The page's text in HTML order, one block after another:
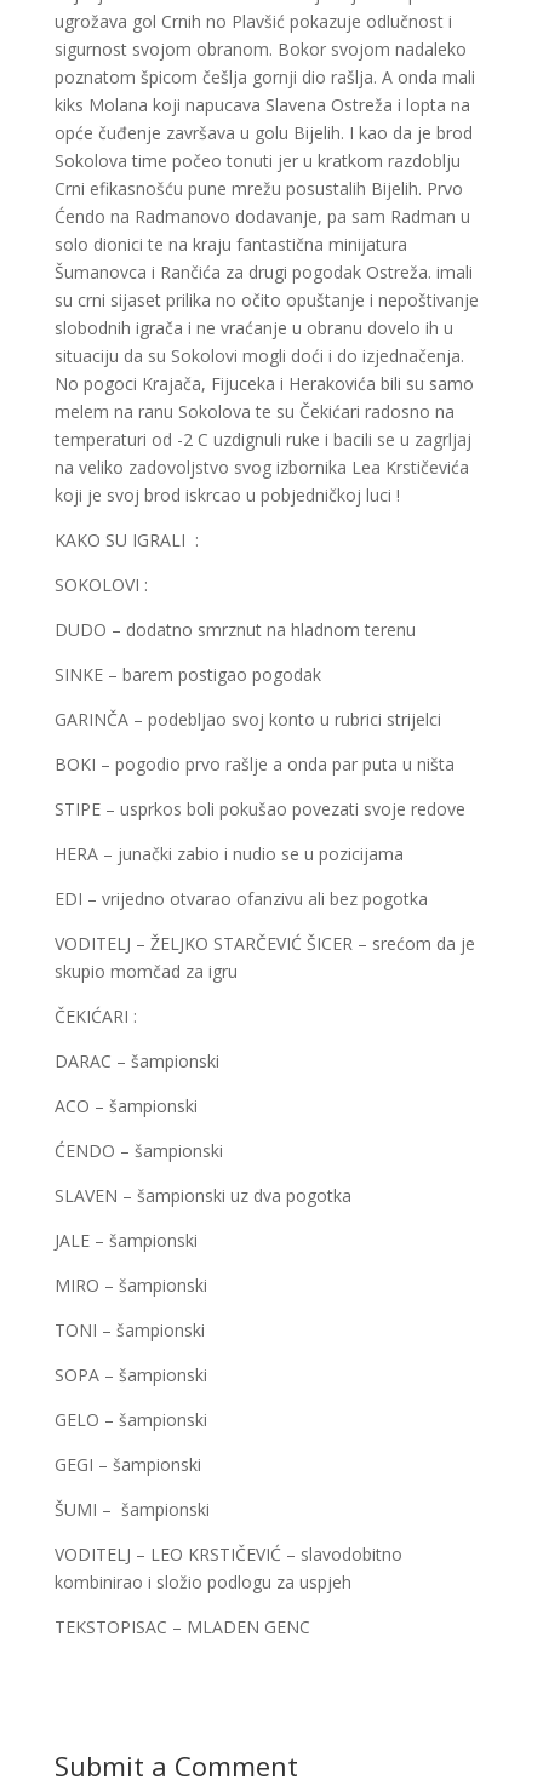
ugrožava gol Crnih no Plavšić pokazuje odlučnost i
sigurnost svojom obranom. Bokor svojom nadaleko
poznatom špicom češlja gornji dio rašlja. A onda mali
kiks Molana koji napucava Slavena Ostreža i lopta na
opće čuđenje završava u golu Bijelih. I kao da je brod
Sokolova time počeo tonuti jer u kratkom razdoblju
Crni efikasnošću pune mrežu posustalih Bijelih. Prvo
Ćendo na Radmanovo dodavanje, pa sam Radman u
solo dionici te na kraju fantastična minijatura
Šumanovca i Rančića za drugi pogodak Ostreža. imali
su crni sijaset prilika no očito opuštanje i nepoštivanje
slobodnih igrača i ne vraćanje u obranu dovelo ih u
situaciju da su Sokolovi mogli doći i do izjednačenja.
No pogoci Krajača, Fijuceka i Herakovića bili su samo
melem na ranu Sokolova te su Čekićari radosno na
temperaturi od -2 C uzdignuli ruke i bacili se u zagrljaj
na veliko zadovoljstvo svog izbornika Lea Krstičevića
koji je svoj brod iskrcao u pobjedničkoj luci !
KAKO SU IGRALI :
SOKOLOVI :
DUDO – dodatno smrznut na hladnom terenu
SINKE – barem postigao pogodak
GARINČA – podebljao svoj konto u rubrici strijelci
BOKI – pogodio prvo rašlje a onda par puta u ništa
STIPE – usprkos boli pokušao povezati svoje redove
HERA – junački zabio i nudio se u pozicijama
EDI – vrijedno otvarao ofanzivu ali bez pogotka
VODITELJ – ŽELJKO STARČEVIĆ ŠICER – srećom da je
skupio momčad za igru
ČEKIĆARI :
DARAC – šampionski
ACO – šampionski
ĆENDO – šampionski
SLAVEN – šampionski uz dva pogotka
JALE – šampionski
MIRO – šampionski
TONI – šampionski
SOPA – šampionski
GELO – šampionski
GEGI – šampionski
ŠUMI – šampionski
VODITELJ – LEO KRSTIČEVIĆ – slavodobitno
kombinirao i složio podlogu za uspjeh
TEKSTOPISAC – MLADEN GENC
Submit a Comment